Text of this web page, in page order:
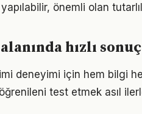
önemli olan
hızlı
deneyimi için hem bilgi
test etmek asıl